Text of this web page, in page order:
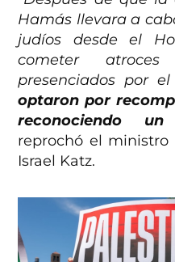
Hamás llevara a
judíos desde el
cometer atroces
presenciados por
optaron por
reconociendo
reprochó el ministro
Israel Katz.